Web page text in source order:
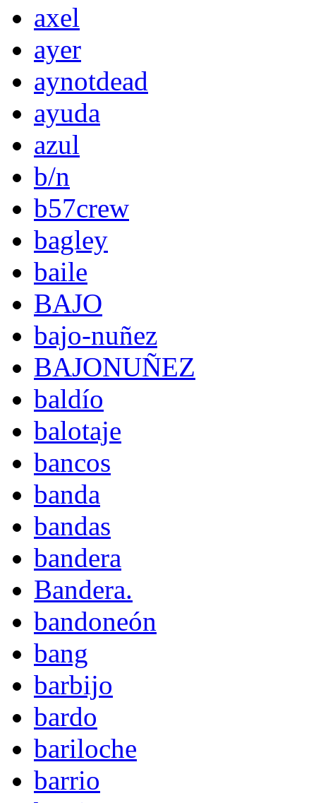
axel
ayer
aynotdead
ayuda
azul
b/n
b57crew
bagley
baile
BAJO
bajo-nuñez
BAJONUÑEZ
baldío
balotaje
bancos
banda
bandas
bandera
Bandera.
bandoneón
bang
barbijo
bardo
bariloche
barrio